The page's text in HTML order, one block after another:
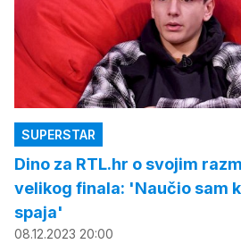
SUPERSTAR
Dino za RTL.hr o svojim
velikog finala: 'Naučio sam
spaja'
08.12.2023 20:00